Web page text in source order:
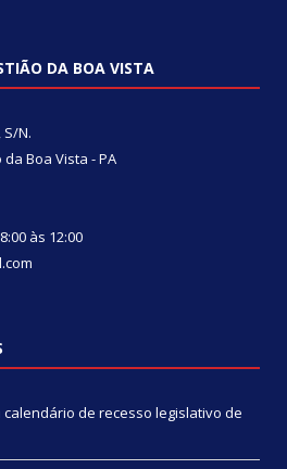
DA BOA VISTA
N.
Boa Vista - PA
às 12:00
de recesso legislativo de